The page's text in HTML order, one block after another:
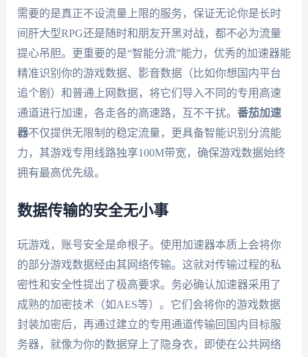
需要的是真正不设流量上限的服务，保证无论你是长时
间肝大型RPG还是随时和朋友开黑对战，都不必为流量
提心吊胆。更重要的是“智能分流”能力，优秀的加速器能
精准识别你的游戏数据、影音数据（比如你想国内平台
追个剧）和普通上网数据，将它们导入不同的专用高速
通道进行加速，各走各的高速路，互不干扰。 番茄加速
器不仅提供无限制的稳定流量，更具备智能识别分流能
力，其游戏专用线路独享100M带宽，确保游戏数据始终
拥有最高优先级。
数据传输的安全无小事
玩游戏，账号安全是命根子。使用加速器本质上会将你
的部分游戏数据经由其网络传输。这就对传输过程的私
密性和安全性提出了极高要求。务必确认加速器采用了
成熟的加密技术（如AES等）。它们会将你的游戏数据
封装加密后，再通过建立的专用通道传输回国内目标服
务器，就像为你的数据穿上了隐身衣，即使在公共网络